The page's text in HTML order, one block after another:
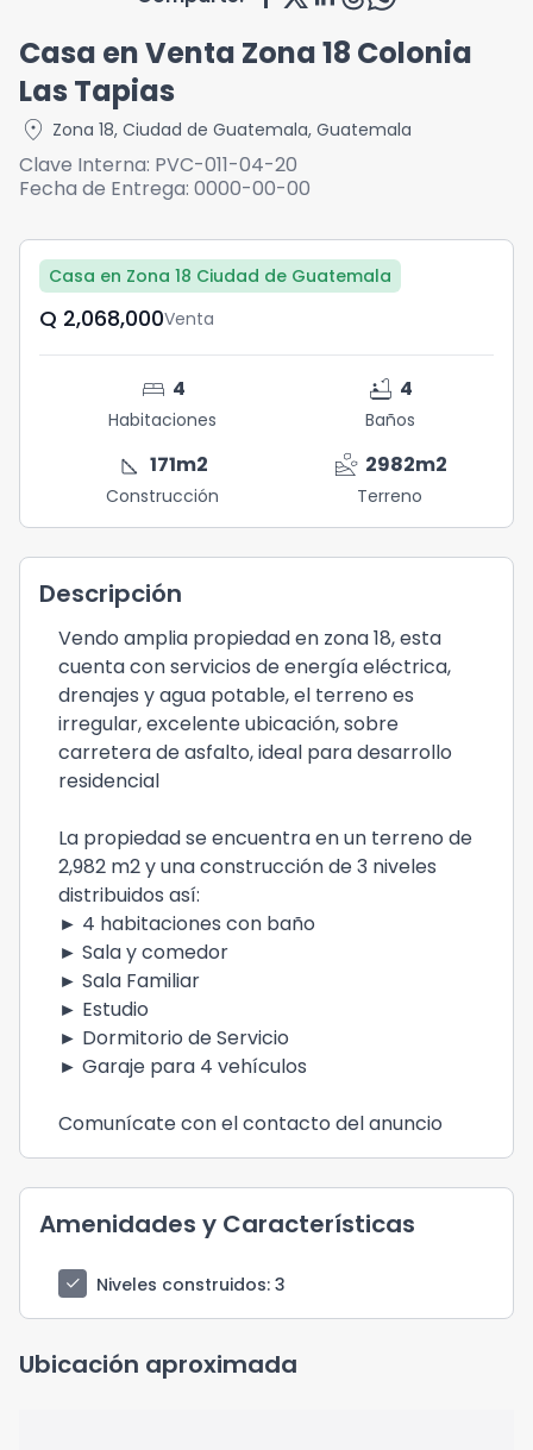
Casa en Venta Zona 18 Colonia
Las Tapias
location_on Zona 18, Ciudad de Guatemala, Guatemala
Clave Interna: PVC-011-04-20
Fecha de Entrega: 0000-00-00
Casa en Zona 18 Ciudad de Guatemala
Q	2,068,000Venta
bed 4
Habitaciones
bathtub 4
Baños
square_foot 171m2
Construcción
landslide 2982m2
Terreno
Descripción
Vendo amplia propiedad en zona 18, esta
cuenta con servicios de energía eléctrica,
drenajes y agua potable, el terreno es
irregular, excelente ubicación, sobre
carretera de asfalto, ideal para desarrollo
residencial
La propiedad se encuentra en un terreno de
2,982 m2 y una construcción de 3 niveles
distribuidos así:
► 4 habitaciones con baño
► Sala y comedor
► Sala Familiar
► Estudio
► Dormitorio de Servicio
► Garaje para 4 vehículos
Comunícate con el contacto del anuncio
Amenidades y Características
check Niveles construidos: 3
Ubicación aproximada